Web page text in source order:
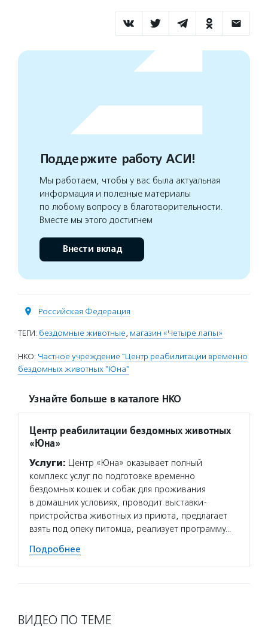
Поддержите работу АСИ!
Мы работаем, чтобы у вас была актуальная
информация и полезные материалы
по любому вопросу в благотворительности.
Вместе мы этого достигнем
Внести вклад
Российская Федерация
ТЕГИ: бездомные животные, магазин «Четыре лапы»
НКО: Частное учреждение "Центр реабилитации временно
бездомных животных "Юна"
Узнайте больше в каталоге НКО
Центр реабилитации бездомных животных
«Юна»
Услуги: Центр «Юна» оказывает полный
комплекс услуг по подготовке временно
бездомных кошек и собак для проживания
в домашних условиях, проводит выставки-
пристройства животных из приюта, предлагает
взять под опеку питомца, реализует программу…
Подробнее
ВИДЕО ПО ТЕМЕ